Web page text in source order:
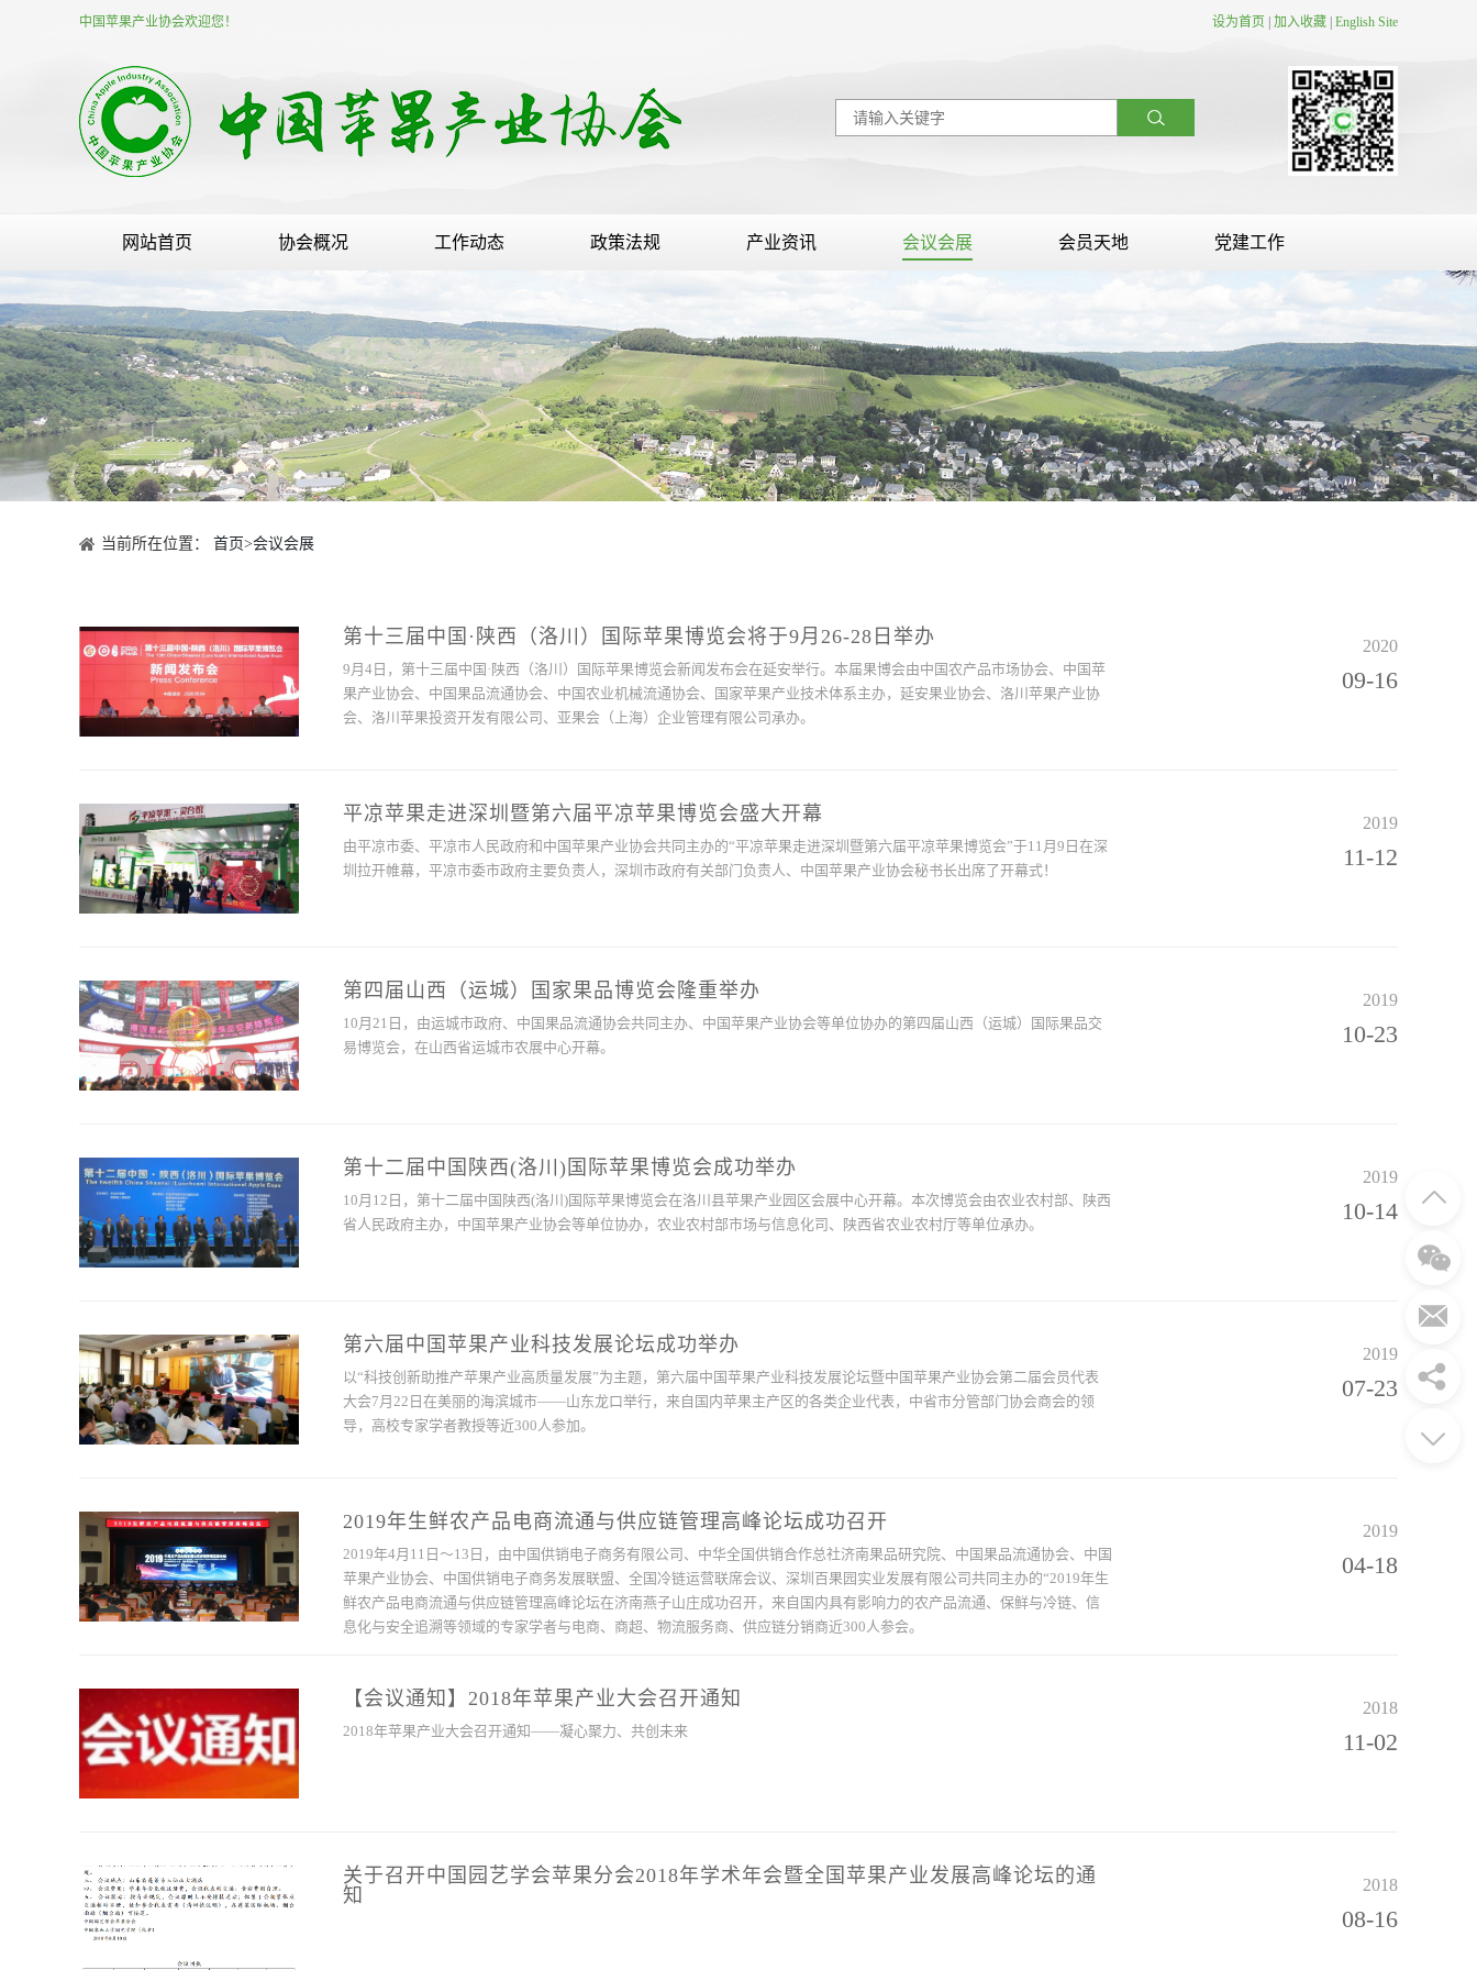
中国苹果产业协会欢迎您！ 设为首页 加入收藏 English Site
网站首页 协会概况 工作动态 政策法规 产业资讯 会议会展 会员天地 党建工作
当前所在位置： 首页>会议会展
第十三届中国·陕西（洛川）国际苹果博览会将于9月26-28日举办
9月4日，第十三届中国·陕西（洛川）国际苹果博览会新闻发布会在延安举行。本届果博会由中国农产品市场协会、中国苹
果产业协会、中国果品流通协会、中国农业机械流通协会、国家苹果产业技术体系主办，延安果业协会、洛川苹果产业协
会、洛川苹果投资开发有限公司、亚果会（上海）企业管理有限公司承办。
2020
09-16
平凉苹果走进深圳暨第六届平凉苹果博览会盛大开幕
由平凉市委、平凉市人民政府和中国苹果产业协会共同主办的“平凉苹果走进深圳暨第六届平凉苹果博览会”于11月9日在深
圳拉开帷幕，平凉市委市政府主要负责人，深圳市政府有关部门负责人、中国苹果产业协会秘书长出席了开幕式！
2019
11-12
第四届山西（运城）国家果品博览会隆重举办
10月21日，由运城市政府、中国果品流通协会共同主办、中国苹果产业协会等单位协办的第四届山西（运城）国际果品交
易博览会，在山西省运城市农展中心开幕。
2019
10-23
第十二届中国陕西(洛川)国际苹果博览会成功举办
10月12日，第十二届中国陕西(洛川)国际苹果博览会在洛川县苹果产业园区会展中心开幕。本次博览会由农业农村部、陕西
省人民政府主办，中国苹果产业协会等单位协办，农业农村部市场与信息化司、陕西省农业农村厅等单位承办。
2019
10-14
第六届中国苹果产业科技发展论坛成功举办
以“科技创新助推产苹果产业高质量发展”为主题，第六届中国苹果产业科技发展论坛暨中国苹果产业协会第二届会员代表
大会7月22日在美丽的海滨城市——山东龙口举行，来自国内苹果主产区的各类企业代表，中省市分管部门协会商会的领
导，高校专家学者教授等近300人参加。
2019
07-23
2019年生鲜农产品电商流通与供应链管理高峰论坛成功召开
2019年4月11日～13日，由中国供销电子商务有限公司、中华全国供销合作总社济南果品研究院、中国果品流通协会、中国
苹果产业协会、中国供销电子商务发展联盟、全国冷链运营联席会议、深圳百果园实业发展有限公司共同主办的“2019年生
鲜农产品电商流通与供应链管理高峰论坛在济南燕子山庄成功召开，来自国内具有影响力的农产品流通、保鲜与冷链、信
息化与安全追溯等领域的专家学者与电商、商超、物流服务商、供应链分销商近300人参会。
2019
04-18
【会议通知】2018年苹果产业大会召开通知
2018年苹果产业大会召开通知——凝心聚力、共创未来
2018
11-02
关于召开中国园艺学会苹果分会2018年学术年会暨全国苹果产业发展高峰论坛的通
知
2018
08-16